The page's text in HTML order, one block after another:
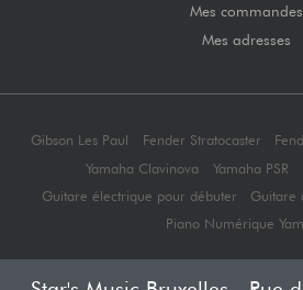
Mes commandes
Mes adresses
Gibson Les Paul Fender Stratocaster
Yamaha Clavinova
Yamaha PSR
Guitare électrique pour débuter
Guitare
Piano Numérique